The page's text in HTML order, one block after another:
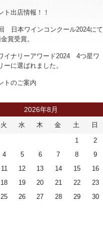
ト出店情報！！
日本ワインコンクール2024にて
賞受賞。
イナリーアワード2024 4つ星ワ
ーに選ばれました。
トのご案内
2026年8月
火 水 木 金 土 日
1
2
4 5 6 7 8
9
11 12 13 14 15
16
18 19 20 21 22
23
25 26 27 28 29
30